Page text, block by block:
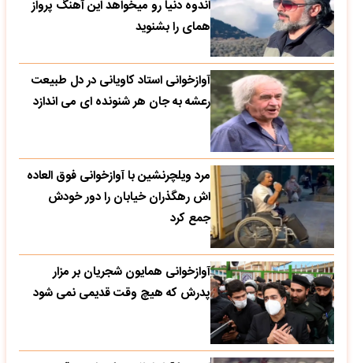
اندوه دنیا رو میخواهد این آهنگ پرواز
همای را بشنوید
آوازخوانی استاد کاویانی در دل طبیعت
رعشه به جان هر شنونده ای می اندازد
مرد ویلچرنشین با آوازخوانی فوق العاده
اش رهگذران خیابان را دور خودش
جمع کرد
آوازخوانی همایون شجریان بر مزار
پدرش که هیچ وقت قدیمی نمی شود